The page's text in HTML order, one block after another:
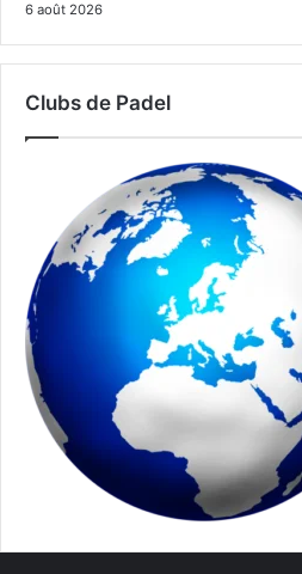
6 août 2026
Clubs de Padel